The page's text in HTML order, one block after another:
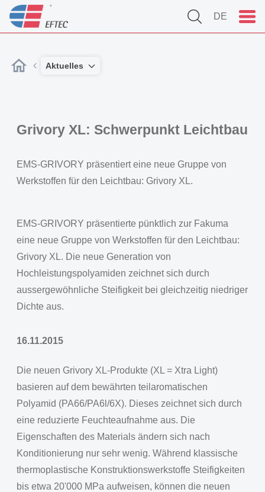
DE
Aktuelles
Grivory XL: Schwerpunkt Leichtbau
EMS-GRIVORY präsentiert eine neue Gruppe von
Werkstoffen für den Leichtbau: Grivory XL.
EMS-GRIVORY präsentierte pünktlich zur Fakuma
eine neue Gruppe von Werkstoffen für den Leichtbau:
Grivory XL. Die neue Generation von
Hochleistungspolyamiden zeichnet sich durch
aussergewöhnliche Steifigkeit bei gleichzeitig niedriger
Dichte aus.
16.11.2015
Die neuen Grivory XL-Produkte (XL = Xtra Light)
basieren auf dem bewährten teilaromatischen
Polyamid (PA66/PA6l/6X). Dieses zeichnet sich durch
eine reduzierte Feuchteaufnahme aus. Die
Eigenschaften des Materials ändern sich nach
Konditionierung nur sehr wenig. Während klassische
thermoplastische Konstruktionswerkstoffe Steifigkeiten
bis etwa 20'000 MPa aufweisen, können die neuen